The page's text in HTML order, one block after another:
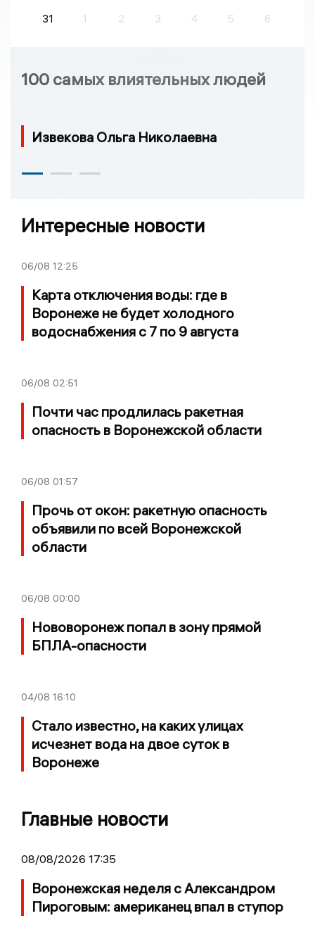
31
1 2 3 4 5 6
100 самых влиятельных людей
Извекова Ольга Николаевна
Интересные новости
06/08 12:25
Карта отключения воды: где в
Воронеже не будет холодного
водоснабжения с 7 по 9 августа
06/08 02:51
Почти час продлилась ракетная
опасность в Воронежской области
06/08 01:57
Прочь от окон: ракетную опасность
объявили по всей Воронежской
области
06/08 00:00
Нововоронеж попал в зону прямой
БПЛА-опасности
04/08 16:10
Стало известно, на каких улицах
исчезнет вода на двое суток в
Воронеже
Главные новости
08/08/2026 17:35
Воронежская неделя с Александром
Пироговым: американец впал в ступор